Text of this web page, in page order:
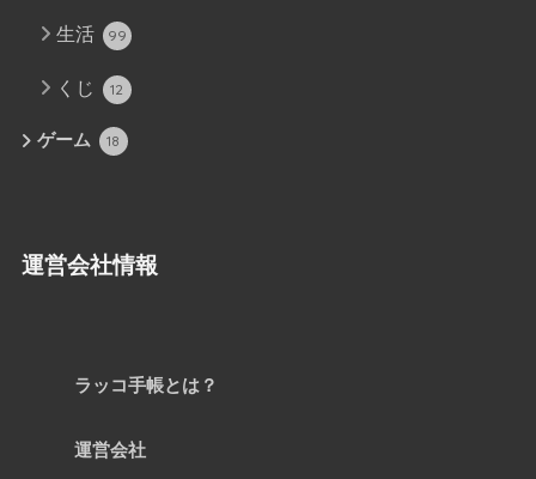
生活 99
くじ 12
ゲーム 18
運営会社情報
ラッコ手帳とは？
運営会社